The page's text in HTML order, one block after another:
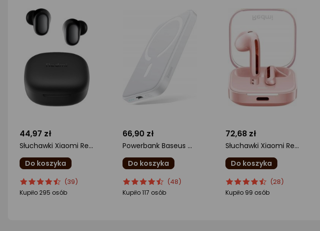
44,97 zł
Słuchawki Xiaomi Redmi Buds 6 Play czarne (BHR8776GL)
Do koszyka
ocena
produktu
Ocena
produktu
(39)
Kupiło 295 osób
66,90 zł
Powerbank Baseus Magnetic Mini 6000mAh Biały
Do koszyka
ocena
produktu
Ocena
produktu
(48)
Kupiło 117 osób
72,68 zł
Słuchawki Xiaomi Redmi Buds 6 Active różowe
Do koszyka
ocena
produktu
Ocena
produktu
(28)
Kupiło 99 osób